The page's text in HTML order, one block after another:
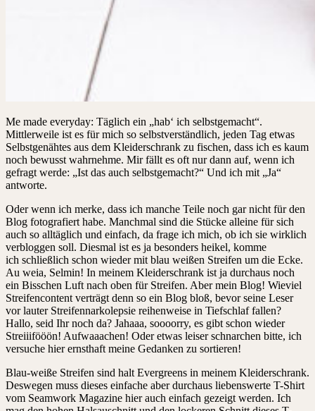
Me made everyday: Täglich ein „hab‘ ich selbstgemacht“.
Mittlerweile ist es für mich so selbstverständlich, jeden Tag etwas
Selbstgenähtes aus dem Kleiderschrank zu fischen, dass ich es kaum
noch bewusst wahrnehme. Mir fällt es oft nur dann auf, wenn ich
gefragt werde: „Ist das auch selbstgemacht?“ Und ich mit „Ja“
antworte.
Oder wenn ich merke, dass ich manche Teile noch gar nicht für den
Blog fotografiert habe. Manchmal sind die Stücke alleine für sich
auch so alltäglich und einfach, da frage ich mich, ob ich sie wirklich
verbloggen soll. Diesmal ist es ja besonders heikel, komme
ich schließlich schon wieder mit blau weißen Streifen um die Ecke.
Au weia, Selmin! In meinem Kleiderschrank ist ja durchaus noch
ein Bisschen Luft nach oben für Streifen. Aber mein Blog! Wieviel
Streifencontent verträgt denn so ein Blog bloß, bevor seine Leser
vor lauter Streifennarkolepsie reihenweise in Tiefschlaf fallen?
Hallo, seid Ihr noch da? Jahaaa, soooorry, es gibt schon wieder
Streiiifööön! Aufwaaachen! Oder etwas leiser schnarchen bitte, ich
versuche hier ernsthaft meine Gedanken zu sortieren!
Blau-weiße Streifen sind halt Evergreens in meinem Kleiderschrank.
Deswegen muss dieses einfache aber durchaus liebenswerte T-Shirt
vom Seamwork Magazine hier auch einfach gezeigt werden. Ich